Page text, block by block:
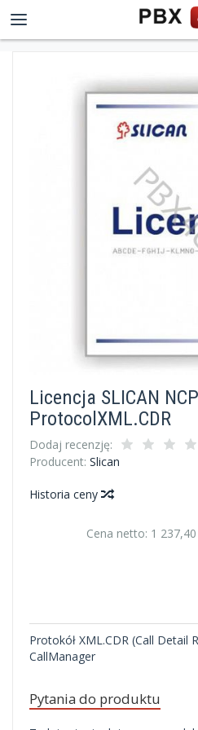
Licencja SLICAN
ProtocolXML.CDR
Dodaj recenzję:
Producent: Slican
Historia ceny
Cena netto: 1 237,40
Protokół XML.CDR (Call Detail
CallManager
Pytania do produktu